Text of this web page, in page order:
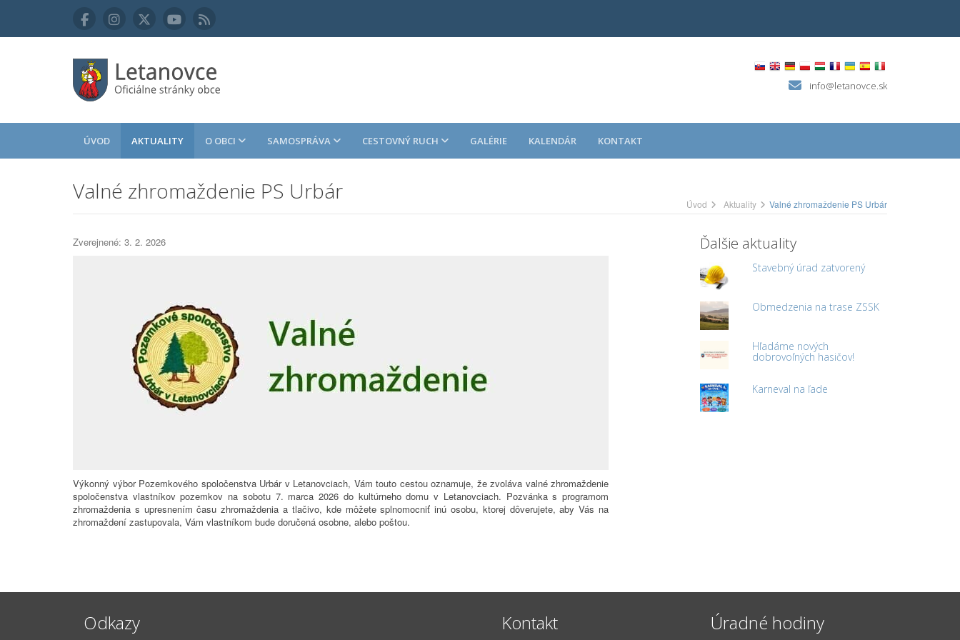
info@letanovce.sk
ÚVOD AKTUALITY O OBCI SAMOSPRÁVA CESTOVNÝ RUCH GALÉRIE KALENDÁR KONTAKT
Valné zhromaždenie PS Urbár Úvod Aktuality Valné zhromaždenie PS Urbár
Zverejnené: 3. 2. 2026
Výkonný výbor Pozemkového spoločenstva Urbár v Letanovciach, Vám touto cestou oznamuje, že zvoláva valné zhromaždenie
spoločenstva vlastníkov pozemkov na sobotu 7. marca 2026 do kultúrneho domu v Letanovciach. Pozvánka s programom
zhromaždenia s upresnením času zhromaždenia a tlačivo, kde môžete splnomocniť inú osobu, ktorej dôverujete, aby Vás na
zhromaždení zastupovala, Vám vlastníkom bude doručená osobne, alebo poštou.
Ďalšie aktuality
Stavebný úrad zatvorený
Obmedzenia na trase ZSSK
Hľadáme nových
dobrovoľných hasičov!
Karneval na ľade
Odkazy Kontakt Úradné hodiny